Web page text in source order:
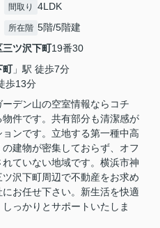
間取り 4LDK
所在階 5階/5階建
三ツ沢下町19番30
町」駅 徒歩7分
歩13分
デン山の空室情報ならコチ
件です。共有部分も清潔感が
ンです。立地する第一種中高
建物が密集しておらず、オフ
ていない地域です。横浜市神
沢下町周辺で不動産をお求め
お任せ下さい。新生活を快適
っかりとサポートいたしま